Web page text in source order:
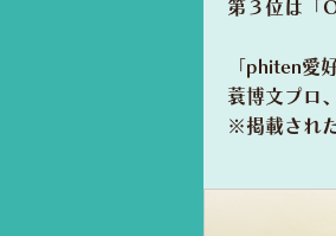
第３位は「
「phiten愛
蓑博文プロ
※掲載され